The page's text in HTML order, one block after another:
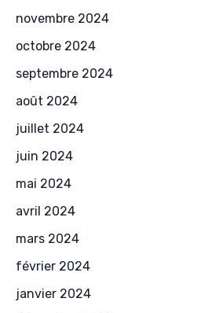
novembre 2024
octobre 2024
septembre 2024
août 2024
juillet 2024
juin 2024
mai 2024
avril 2024
mars 2024
février 2024
janvier 2024